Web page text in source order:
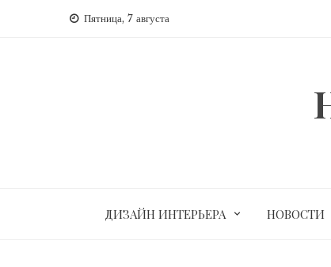
Пятница, 7 августа
ДИЗАЙН ИНТЕРЬЕРА НОВОСТИ